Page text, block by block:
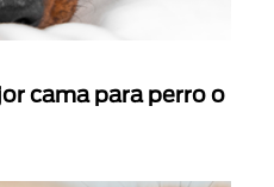
cama para perro o